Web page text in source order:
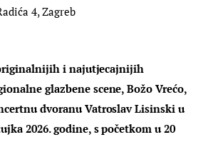
4, Zagreb
i najutjecajnijih
glazbene scene, Božo Vrećo,
dvoranu Vatroslav Lisinski u
2026. godine, s početkom u 20